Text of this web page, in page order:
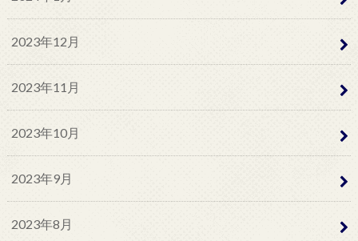
2023年12月
2023年11月
2023年10月
2023年9月
2023年8月